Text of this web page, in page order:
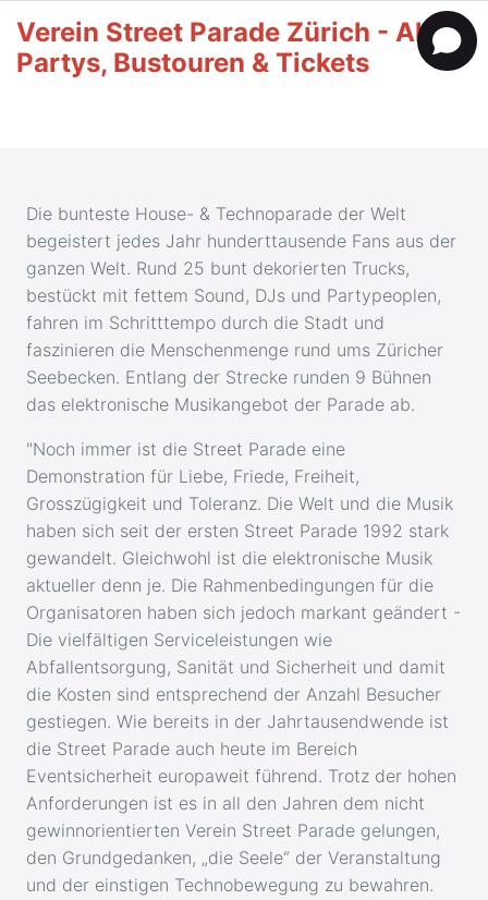
Verein Street Parade Zürich - Alle
Partys, Bustouren & Tickets
Die bunteste House- & Technoparade der Welt
begeistert jedes Jahr hunderttausende Fans aus der
ganzen Welt. Rund 25 bunt dekorierten Trucks,
bestückt mit fettem Sound, DJs und Partypeoplen,
fahren im Schritttempo durch die Stadt und
faszinieren die Menschenmenge rund ums Züricher
Seebecken. Entlang der Strecke runden 9 Bühnen
das elektronische Musikangebot der Parade ab.
"Noch immer ist die Street Parade eine
Demonstration für Liebe, Friede, Freiheit,
Grosszügigkeit und Toleranz. Die Welt und die Musik
haben sich seit der ersten Street Parade 1992 stark
gewandelt. Gleichwohl ist die elektronische Musik
aktueller denn je. Die Rahmenbedingungen für die
Organisatoren haben sich jedoch markant geändert -
Die vielfältigen Serviceleistungen wie
Abfallentsorgung, Sanität und Sicherheit und damit
die Kosten sind entsprechend der Anzahl Besucher
gestiegen. Wie bereits in der Jahrtausendwende ist
die Street Parade auch heute im Bereich
Eventsicherheit europaweit führend. Trotz der hohen
Anforderungen ist es in all den Jahren dem nicht
gewinnorientierten Verein Street Parade gelungen,
den Grundgedanken, „die Seele“ der Veranstaltung
und der einstigen Technobewegung zu bewahren.